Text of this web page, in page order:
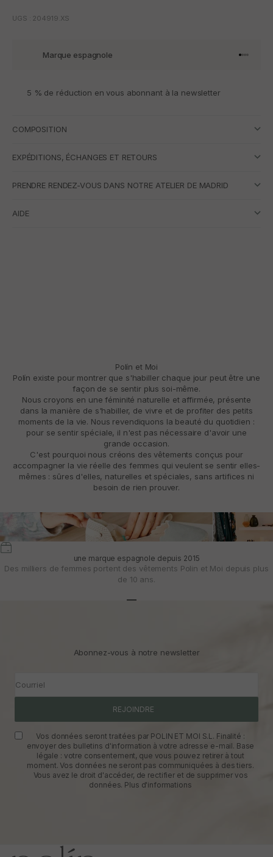
UGS : 204919.XS
Marque espagnole Aller à
Aller à
Aller à
Aller
5 % de réduction en vous abonnant à la newsletter
COMPOSITION
EXPÉDITIONS, ÉCHANGES ET RETOURS
PRENDRE RENDEZ-VOUS DANS NOTRE ATELIER DE MADRID
AIDE
Polín et Moi
Polín existe pour montrer que s'habiller chaque jour peut être une
façon de se sentir plus soi-même.
Nous croyons en une féminité naturelle et affirmée, présente
dans la manière de s'habiller, de vivre et de profiter des petits
moments de la vie. Nous revendiquons la beauté du quotidien :
pour se sentir spéciale, il n'est pas nécessaire d'avoir une
grande occasion.
C'est pourquoi nous créons des vêtements conçus pour
accompagner la vie réelle des femmes qui veulent se sentir elles-
mêmes : sûres d'elles, naturelles et spéciales, sans artifices ni
besoin de rien prouver.
une marque espagnole depuis 2015
Des milliers de femmes portent des vêtements Polin et Moi depuis plus
de 10 ans.
Abonnez-vous à notre newsletter
Courriel
REJOINDRE
Vos données seront traitées par POLIN ET MOI S.L. Finalité :
envoyer des bulletins d'information à votre adresse e-mail. Base
légale : votre consentement, que vous pouvez retirer à tout
moment. Vos données ne seront pas communiquées à des tiers.
Vous avez le droit d'accéder, de rectifier et de supprimer vos
données. Plus d'informations